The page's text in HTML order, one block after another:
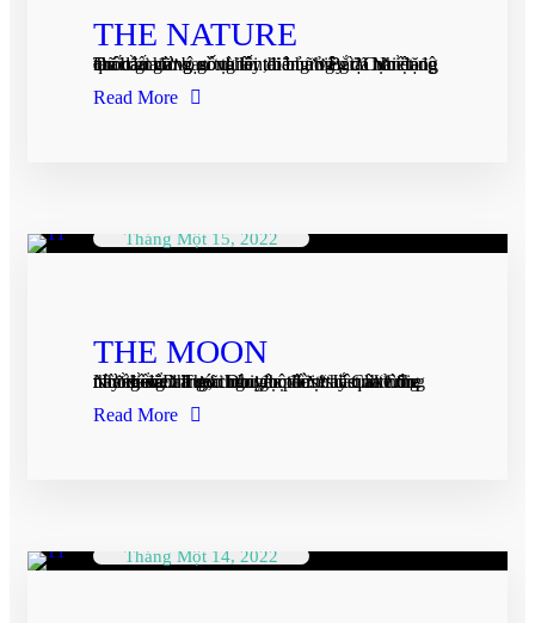
THE NATURE
Đã bao giờ bạn tự hỏi thiên nhiên đã ban tặng cho ta những gì và lấy đi những gì? Nhiệt độ Trái đất đang nóng lên, băng ở Bắc Cực đang tan dần và vô số thiên tai bủa vây tại nhiều quốc gia...
Read More
Tháng Một 15, 2022
THE MOON
Nhiều năm trước Dhi đọc được câu: “Cũng như vầng trăng, chúng ta đổi thay qua từng thời điểm.” Theo nguyên tác: “Just like the moon, we all go through phases.” Câu nói này theo Dhi mãi như một lời nhắc nhở nhẹ nhàng để...
Read More
Tháng Một 14, 2022